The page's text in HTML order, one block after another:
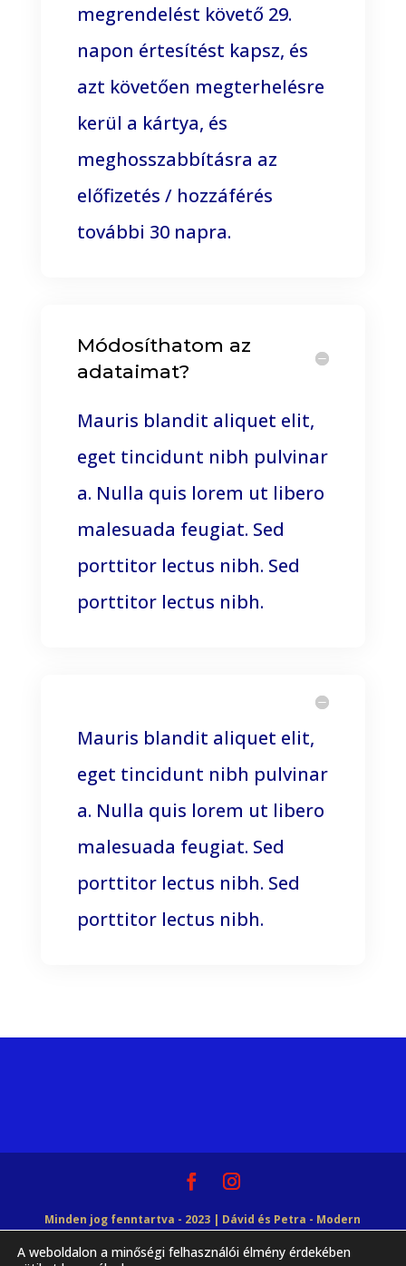
megrendelést követő 29.
napon értesítést kapsz, és
azt követően megterhelésre
kerül a kártya, és
meghosszabbításra az
előfizetés / hozzáférés
további 30 napra.
Módosíthatom az
adataimat?
Mauris blandit aliquet elit,
eget tincidunt nibh pulvinar
a. Nulla quis lorem ut libero
malesuada feugiat. Sed
porttitor lectus nibh. Sed
porttitor lectus nibh.
Mauris blandit aliquet elit,
eget tincidunt nibh pulvinar
a. Nulla quis lorem ut libero
malesuada feugiat. Sed
porttitor lectus nibh. Sed
porttitor lectus nibh.
Minden jog fenntartva - 2023 | Dávid és Petra - Modern
Tudásbázis | Győrffy Dávid EV |Adatvédelmi
A weboldalon a minőségi felhasználói élmény érdekében